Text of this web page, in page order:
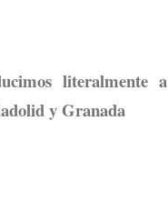
literalmente a
y Granada